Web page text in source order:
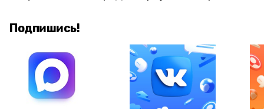
Подпишись!